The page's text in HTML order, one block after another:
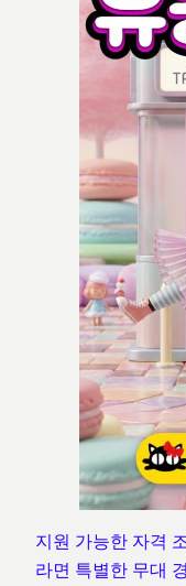
지원 가능한 자격
라면 특별한 무대